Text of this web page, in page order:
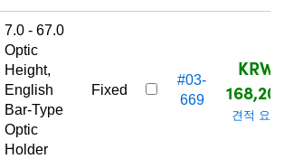
7.0 - 67.0
Optic
Height,
English
Bar-Type
Optic
Holder
Fixed
#03-
669
KRW
견적 요청